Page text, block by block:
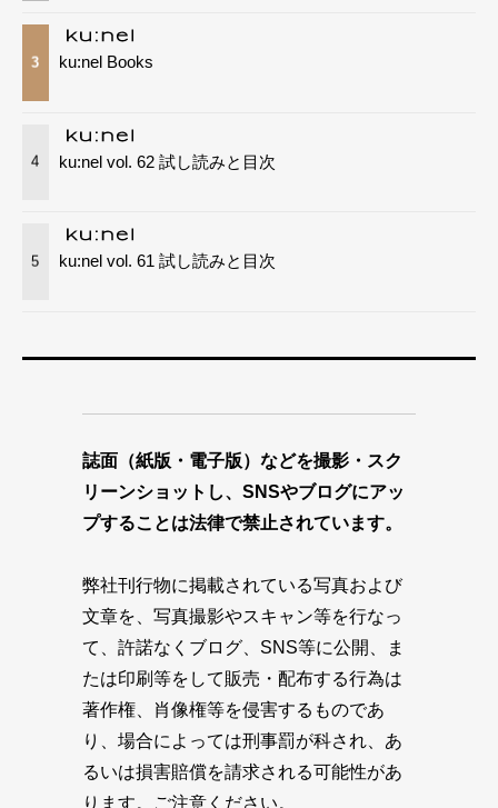
3 ku:nel Books
4 ku:nel vol. 62 試し読みと目次
5 ku:nel vol. 61 試し読みと目次
誌面（紙版・電子版）などを撮影・スク
リーンショットし、SNSやブログにアッ
プすることは法律で禁止されています。
弊社刊行物に掲載されている写真および
文章を、写真撮影やスキャン等を行なっ
て、許諾なくブログ、SNS等に公開、ま
たは印刷等をして販売・配布する行為は
著作権、肖像権等を侵害するものであ
り、場合によっては刑事罰が科され、あ
るいは損害賠償を請求される可能性があ
ります。ご注意ください。